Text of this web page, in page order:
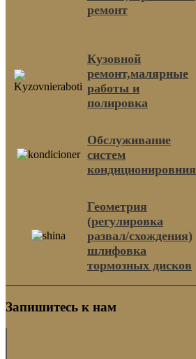
ремонт
Кузовной
ремонт,малярные
работы и
полировка
Обслуживание
систем
кондиционировния
Геометрия
(регулировка
развал/схождения)
шлифовка
тормозных дисков
Запишитесь к нам